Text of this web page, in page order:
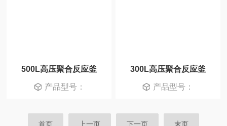
500L高压聚合反应釜
产品型号：
300L高压聚合反应釜
产品型号：
首页 上一页 下一页 末页